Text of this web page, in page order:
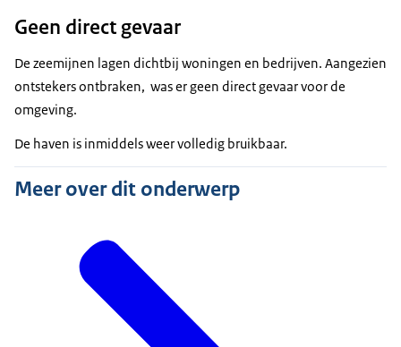
Geen direct gevaar
De zeemijnen lagen dichtbij woningen en bedrijven. Aangezien
ontstekers ontbraken, was er geen direct gevaar voor de
omgeving.
De haven is inmiddels weer volledig bruikbaar.
Meer over dit onderwerp